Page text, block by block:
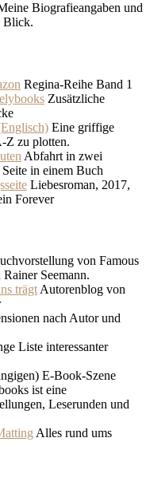
Biografieangaben und
Blick.
Regina-Reihe Band 1
Zusätzliche
Eine griffige
Z zu plotten.
Abfahrt in zwei
in einem Buch
Liebesroman, 2017,
Forever
von Famous
Seemann.
trägt Autorenblog von
nach Autor und
Liste interessanter
E-Book-Szene
ist eine
Leserunden und
Alles rund ums